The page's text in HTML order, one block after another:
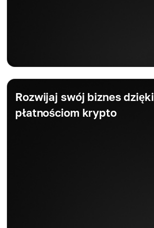
Rozwijaj swój biznes dzięki
płatnościom krypto